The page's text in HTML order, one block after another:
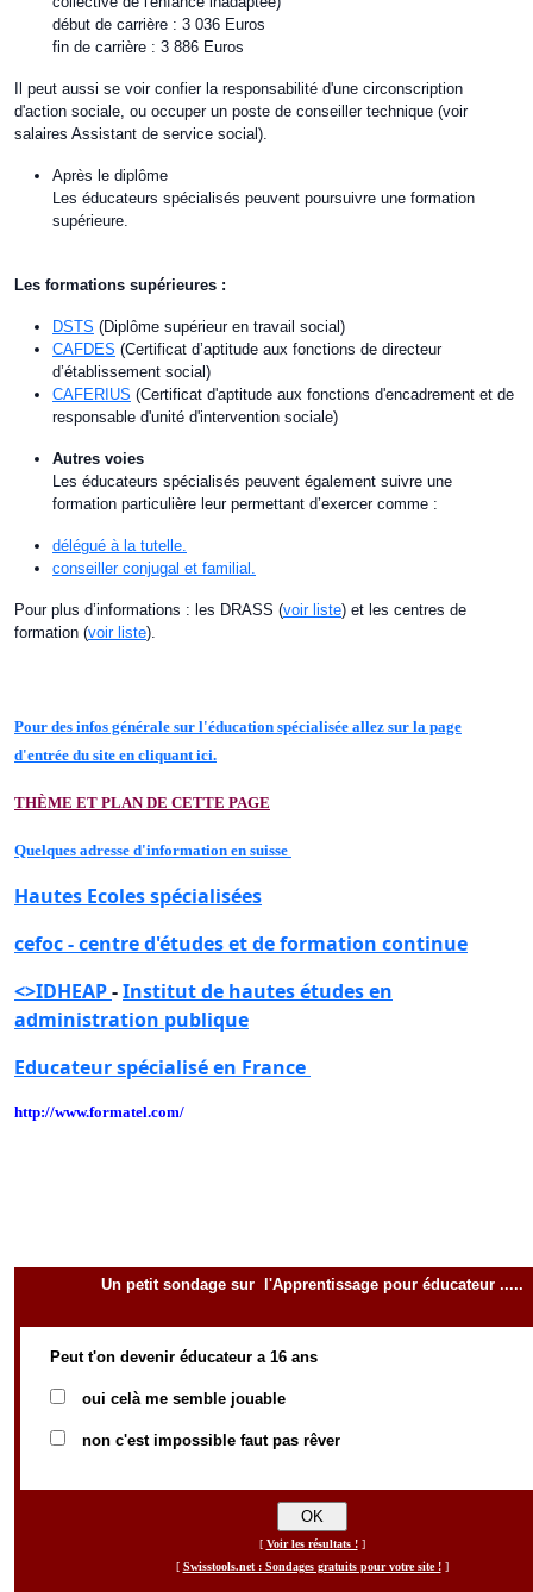
début de carrière : 3 036 Euros
fin de carrière : 3 886 Euros
Il peut aussi se voir confier la responsabilité d'une circonscription
d'action sociale, ou occuper un poste de conseiller technique (voir
salaires Assistant de service social).
Après le diplôme
Les éducateurs spécialisés peuvent poursuivre une formation
supérieure.
Les formations supérieures :
DSTS (Diplôme supérieur en travail social)
CAFDES (Certificat d’aptitude aux fonctions de directeur
d’établissement social)
CAFERIUS (Certificat d'aptitude aux fonctions d'encadrement et de
responsable d'unité d'intervention sociale)
Autres voies
Les éducateurs spécialisés peuvent également suivre une
formation particulière leur permettant d’exercer comme :
délégué à la tutelle.
conseiller conjugal et familial.
Pour plus d’informations : les DRASS (voir liste) et les centres de
formation (voir liste).
Pour des infos générale sur l'éducation spécialisée allez sur la page
d'entrée du site en cliquant ici.
THÈME ET PLAN DE CETTE PAGE
Quelques adresse d'information en suisse
Hautes Ecoles spécialisées
cefoc - centre d'études et de formation continue
<>IDHEAP-Institut de hautes études en
administration publique
Educateur spécialisé en France
http://www.formatel.com/
Un petit sondage sur l'Apprentissage pour éducateur .....
Peut t'on devenir éducateur a 16 ans
oui celà me semble jouable
non c'est impossible faut pas rêver
[ Voir les résultats !]
[ Swisstools.net : Sondages gratuits pour votre site !]